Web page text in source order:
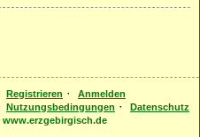
Registrieren ·
Anmelden
Nutzungsbedingungen ·
Datenschutz
www.erzgebirgisch.de